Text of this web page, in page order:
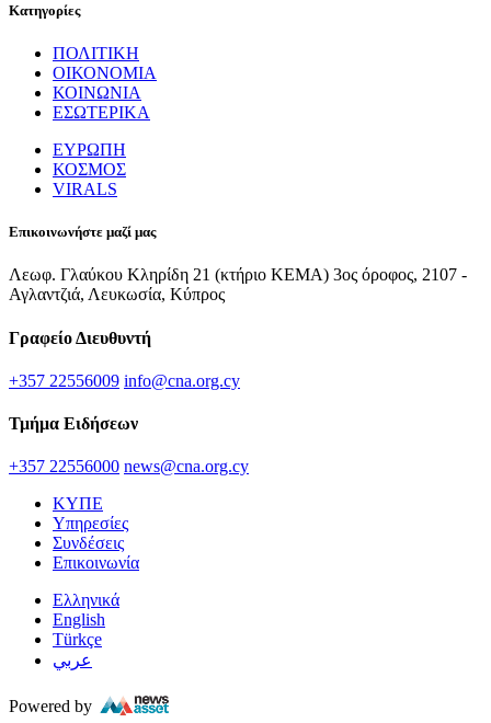
Κατηγορίες
ΠΟΛΙΤΙΚΗ
ΟΙΚΟΝΟΜΙΑ
ΚΟΙΝΩΝΙΑ
ΕΣΩΤΕΡΙΚΑ
ΕΥΡΩΠΗ
ΚΟΣΜΟΣ
VIRALS
Επικοινωνήστε μαζί μας
Λεωφ. Γλαύκου Κληρίδη 21 (κτήριο ΚΕΜΑ) 3ος όροφος, 2107 -
Αγλαντζιά, Λευκωσία, Κύπρος
Γραφείο Διευθυντή
+357 22556009 info@cna.org.cy
Τμήμα Ειδήσεων
+357 22556000 news@cna.org.cy
ΚΥΠΕ
Υπηρεσίες
Συνδέσεις
Επικοινωνία
Ελληνικά
English
Türkçe
عربي
Powered by